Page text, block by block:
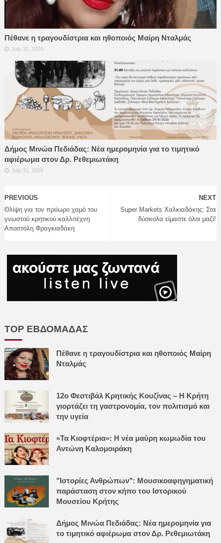
Πέθανε η τραγουδίστρια και ηθοποιός Μαίρη Νταλμάς
July 31, 2026
Δήμος Μινώα Πεδιάδας: Νέα ημερομηνία για το τιμητικό
αφιέρωμα στον Δρ. Ρεθεμιωτάκη
July 31, 2026
NEXT
Super Markets Χαλκιαδάκης: Στα
δύσκολα είμαστε όλοι μαζί!
PREVIOUS
Θλίψη για τον πρόωρο χαμό του
γνωστού κρητικού καλλιτέχνη
Αποστόλη Φραγκιαδάκη
TOP ΕΒΔΟΜΑΔΑΣ
Πέθανε η τραγουδίστρια και ηθοποιός Μαίρη
Νταλμάς
12ο Φεστιβάλ Κρητικής Κουζίνας – Η Κρήτη
γιορτάζει τη γαστρονομία, τον πολιτισμό και
την υγεία
«Τα Κιοφτέρια»: Η νέα μαύρη κωμωδία του
Αντώνη Καλομοιράκη
"Ιστορίες Ανθρώπων": Μουσικοαφηγηματική
παράσταση στον κήπο του Ιστορικού
Μουσείου Κρήτης
Δήμος Μινώα Πεδιάδας: Νέα ημερομηνία για
το τιμητικό αφιέρωμα στον Δρ. Ρεθεμιωτάκη